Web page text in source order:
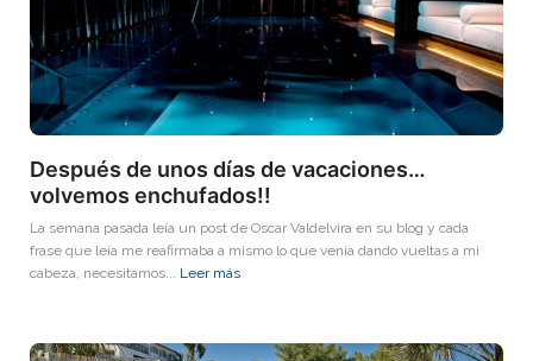
Después de unos días de vacaciones…
volvemos enchufados!!
La semana pasada leía un post de Oscar Valdelvira en su blog y cada
frase que leía me reafirmaba a mismo lo que venía dando vueltas a mi
cabeza, necesitamos... Leer más